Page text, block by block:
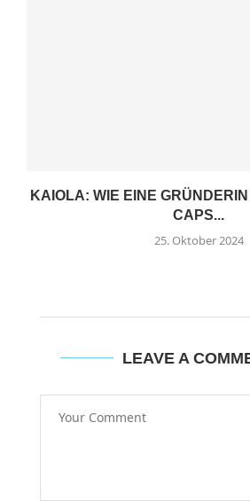
KAIOLA: WIE EINE
CAPS...
25. Oktober 2024
LEAVE A